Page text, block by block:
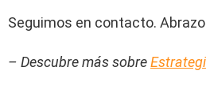
Seguimos en contacto.
– Descubre más sobre